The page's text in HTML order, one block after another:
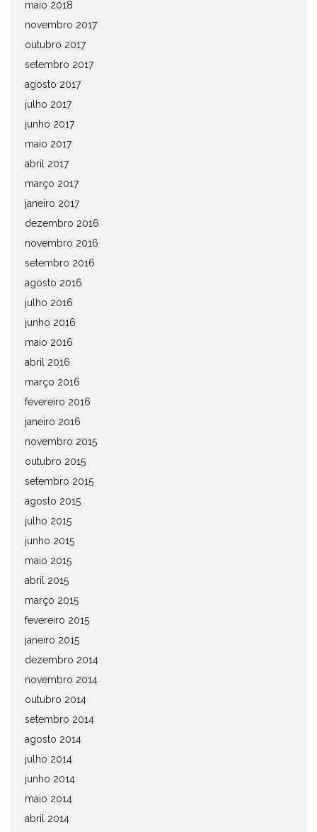
maio 2018
novembro 2017
outubro 2017
setembro 2017
agosto 2017
julho 2017
junho 2017
maio 2017
abril 2017
março 2017
janeiro 2017
dezembro 2016
novembro 2016
setembro 2016
agosto 2016
julho 2016
junho 2016
maio 2016
abril 2016
março 2016
fevereiro 2016
janeiro 2016
novembro 2015
outubro 2015
setembro 2015
agosto 2015
julho 2015
junho 2015
maio 2015
abril 2015
março 2015
fevereiro 2015
janeiro 2015
dezembro 2014
novembro 2014
outubro 2014
setembro 2014
agosto 2014
julho 2014
junho 2014
maio 2014
abril 2014